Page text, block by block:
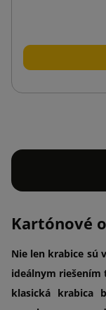
Kartónové
Nie len krabice sú
ideálnym riešením
klasická krabica